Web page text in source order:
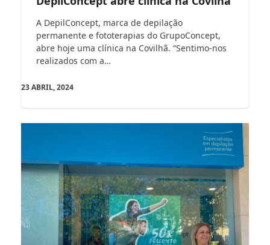
A DepilConcept, marca de depilação
permanente e fototerapias do GrupoConcept,
abre hoje uma clínica na Covilhã. “Sentimo-nos
realizados com a…
23 ABRIL, 2024